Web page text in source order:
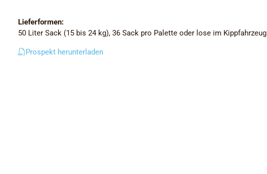
Lieferformen:
50 Liter Sack (15 bis 24 kg), 36 Sack pro Palette oder lose im Kippfahrzeug
Prospekt herunterladen